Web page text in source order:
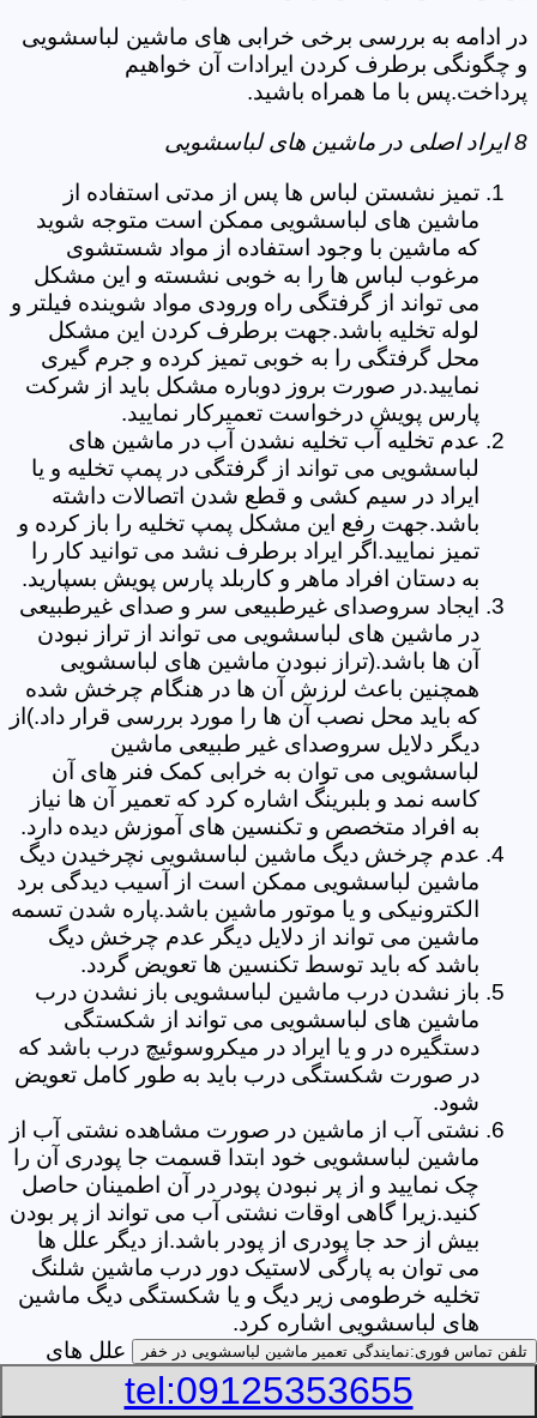
در ادامه به بررسی برخی خرابی های ماشین لباسشویی
و چگونگی برطرف کردن ایرادات آن خواهیم
پرداخت.پس با ما همراه باشید.
8 ایراد اصلی در ماشین های لباسشویی
تمیز نشستن لباس ها پس از مدتی استفاده از
ماشین های لباسشویی ممکن است متوجه شوید
که ماشین با وجود استفاده از مواد شستشوی
مرغوب لباس ها را به خوبی نشسته و این مشکل
می تواند از گرفتگی راه ورودی مواد شوینده فیلتر و
لوله تخلیه باشد.جهت برطرف کردن این مشکل
محل گرفتگی را به خوبی تمیز کرده و جرم گیری
نمایید.در صورت بروز دوباره مشکل باید از شرکت
پارس پویش درخواست تعمیرکار نمایید.
عدم تخلیه آب تخلیه نشدن آب در ماشین های
لباسشویی می تواند از گرفتگی در پمپ تخلیه و یا
ایراد در سیم کشی و قطع شدن اتصالات داشته
باشد.جهت رفع این مشکل پمپ تخلیه را باز کرده و
تمیز نمایید.اگر ایراد برطرف نشد می توانید کار را
به دستان افراد ماهر و کاربلد پارس پویش بسپارید.
ایجاد سروصدای غیرطبیعی سر و صدای غیرطبیعی
در ماشین های لباسشویی می تواند از تراز نبودن
آن ها باشد.(تراز نبودن ماشین های لباسشویی
همچنین باعث لرزش آن ها در هنگام چرخش شده
که باید محل نصب آن ها را مورد بررسی قرار داد.)از
دیگر دلایل سروصدای غیر طبیعی ماشین
لباسشویی می توان به خرابی کمک فنر های آن
کاسه نمد و بلبرینگ اشاره کرد که تعمیر آن ها نیاز
به افراد متخصص و تکنسین های آموزش دیده دارد.
عدم چرخش دیگ ماشین لباسشویی نچرخیدن دیگ
ماشین لباسشویی ممکن است از آسیب دیدگی برد
الکترونیکی و یا موتور ماشین باشد.پاره شدن تسمه
ماشین می تواند از دلایل دیگر عدم چرخش دیگ
باشد که باید توسط تکنسین ها تعویض گردد.
باز نشدن درب ماشین لباسشویی باز نشدن درب
ماشین های لباسشویی می تواند از شکستگی
دستگیره در و یا ایراد در میکروسوئیچ درب باشد که
در صورت شکستگی درب باید به طور کامل تعویض
شود.
نشتی آب از ماشین در صورت مشاهده نشتی آب از
ماشین لباسشویی خود ابتدا قسمت جا پودری آن را
چک نمایید و از پر نبودن پودر در آن اطمینان حاصل
کنید.زیرا گاهی اوقات نشتی آب می تواند از پر بودن
بیش از حد جا پودری از پودر باشد.از دیگر علل ها
می توان به پارگی لاستیک دور درب ماشین شلنگ
تخلیه خرطومی زیر دیگ و یا شکستگی دیگ ماشین
های لباسشویی اشاره کرد.
خشک نکردن لباس ها یکی از بیشترین علل های
خشک نکردن لباس ها توسط ماشین های
لباسشویی پر کردن دیگ آن ها بیش از حد ظرفیت
تلفن تماس فوری:نمایندگی تعمیر ماشین لباسشویی در خفر
tel:09125353655